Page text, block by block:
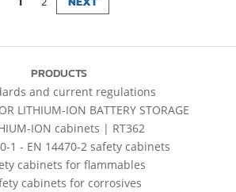
PRODUCTS
and current regulations
LITHIUM-ION BATTERY STORAGE
ION cabinets | RT362
1 - EN 14470-2 safety cabinets
cabinets for flammables
cabinets for corrosives